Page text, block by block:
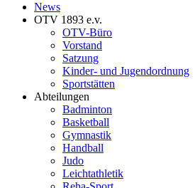
News
OTV 1893 e.v.
OTV-Büro
Vorstand
Satzung
Kinder- und Jugendordnung
Sportstätten
Abteilungen
Badminton
Basketball
Gymnastik
Handball
Judo
Leichtathletik